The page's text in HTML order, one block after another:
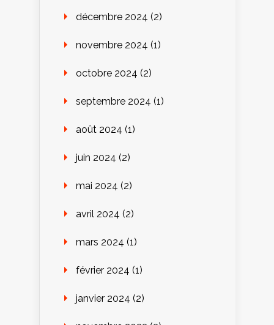
décembre 2024 (2)
novembre 2024 (1)
octobre 2024 (2)
septembre 2024 (1)
août 2024 (1)
juin 2024 (2)
mai 2024 (2)
avril 2024 (2)
mars 2024 (1)
février 2024 (1)
janvier 2024 (2)